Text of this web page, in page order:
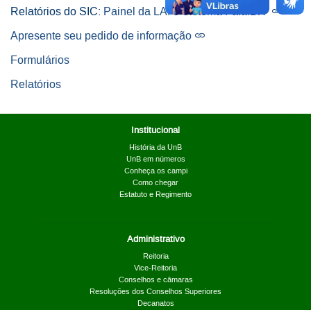
Relatórios do SIC: Painel da LAIeSistema Fala.BR
Apresente seu pedido de informação
Formulários
Relatórios
Institucional
História da UnB
UnB em números
Conheça os campi
Como chegar
Estatuto e Regimento
Administrativo
Reitoria
Vice-Reitoria
Conselhos e câmaras
Resoluções dos Conselhos Superiores
Decanatos